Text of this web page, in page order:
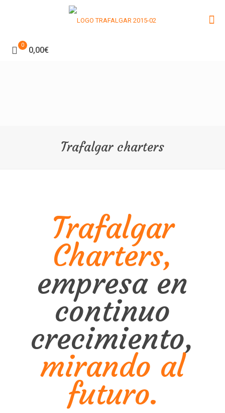
0
0,00€
Trafalgar charters
Trafalgar
Charters,
empresa en
continuo
crecimiento,
mirando al
futuro.